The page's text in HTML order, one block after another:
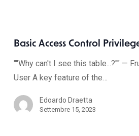
Basic Access Control
""Why can't I see this table...?"" —
User A key feature of the…
Edoardo Draetta
Settembre 15, 2023